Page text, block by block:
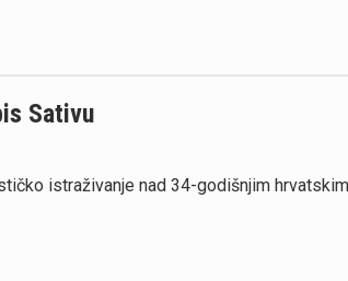
Sativu
istraživanje nad 34-godišnjim